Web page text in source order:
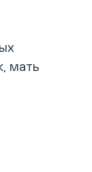
мать